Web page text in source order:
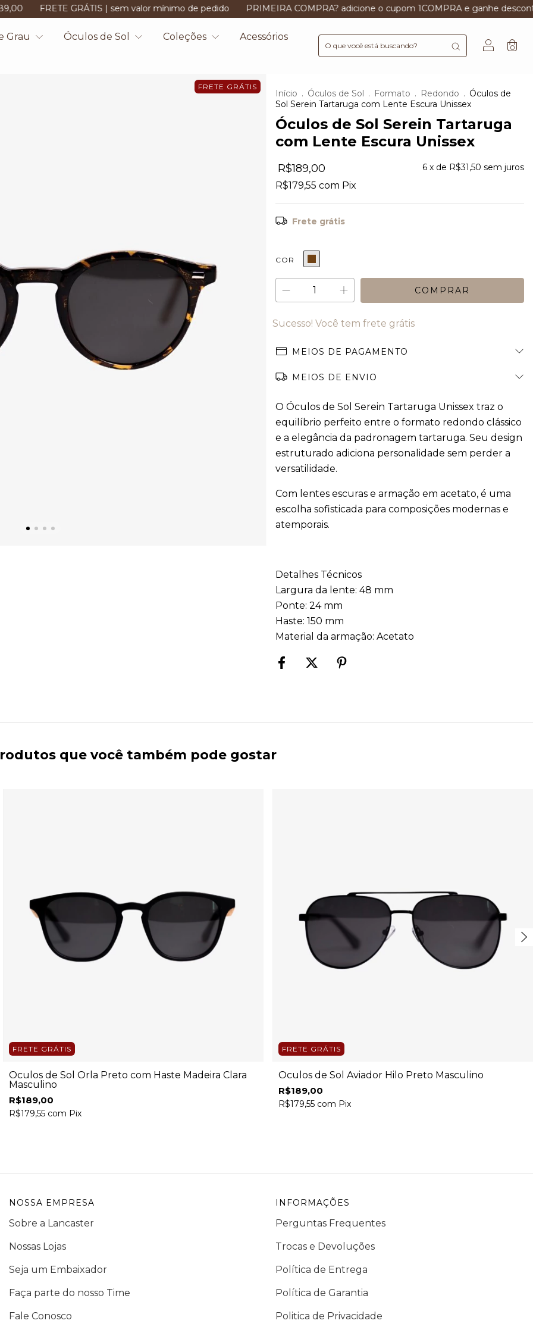
GRÁTIS | sem valor mínimo de pedido PRIMEIRA COMPRA? adicione o cupom 1COMPRA e ganhe desconto
Grau Óculos de Sol Coleções Acessórios
0
FRETE GRÁTIS
Início . Óculos de Sol . Formato . Redondo . Óculos de
Sol Serein Tartaruga com Lente Escura Unissex
Óculos de Sol Serein Tartaruga
com Lente Escura Unissex
R$189,00 6 x de R$31,50 sem juros
R$179,55 com Pix
Frete grátis
COR
Sucesso! Você tem frete grátis
MEIOS DE PAGAMENTO
MEIOS DE ENVIO
O Óculos de Sol Serein Tartaruga Unissex traz o
equilíbrio perfeito entre o formato redondo clássico
e a elegância da padronagem tartaruga. Seu design
estruturado adiciona personalidade sem perder a
versatilidade.
Com lentes escuras e armação em acetato, é uma
escolha sofisticada para composições modernas e
atemporais.
Detalhes Técnicos
Largura da lente: 48 mm
Ponte: 24 mm
Haste: 150 mm
Material da armação: Acetato
que você também pode gostar
FRETE GRÁTIS
Óculos de Sol Orla Preto com Haste Madeira Clara
Masculino
R$189,00
R$179,55 com Pix
FRETE GRÁTIS
Óculos de Sol Aviador Hilo Preto Masculino
R$189,00
R$179,55 com Pix
NOSSA EMPRESA
Sobre a Lancaster
Nossas Lojas
Seja um Embaixador
Faça parte do nosso Time
Fale Conosco
INFORMAÇÕES
Perguntas Frequentes
Trocas e Devoluções
Política de Entrega
Política de Garantia
Politica de Privacidade